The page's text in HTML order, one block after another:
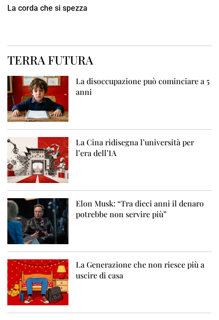
La corda che si spezza
TERRA FUTURA
La disoccupazione può cominciare a 5
anni
La Cina ridisegna l’università per
l’era dell’IA
Elon Musk: “Tra dieci anni il denaro
potrebbe non servire più”
La Generazione che non riesce più a
uscire di casa